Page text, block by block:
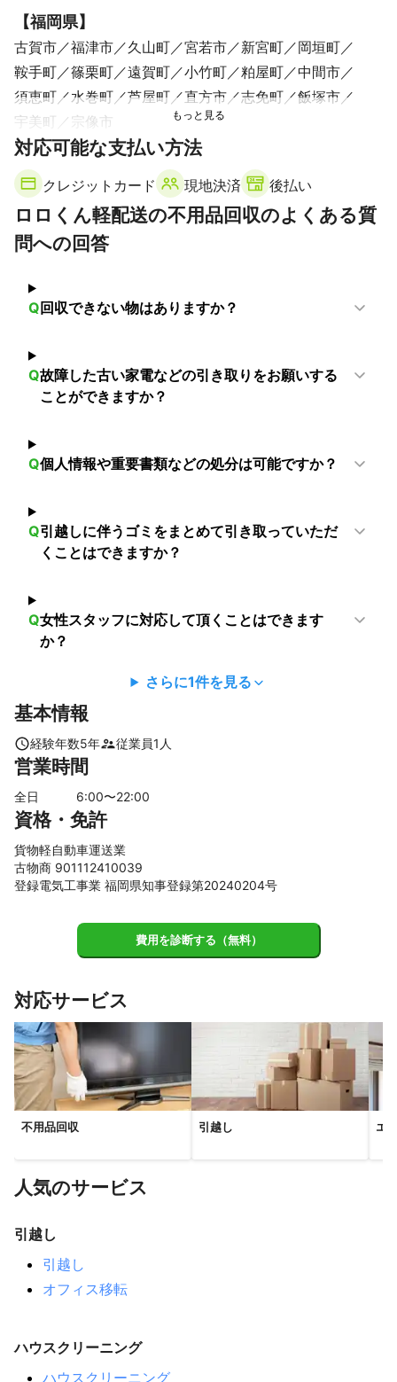
【福岡県】
古賀市 福津市 久山町 宮若市 新宮町
岡垣町
鞍手町
篠栗町 遠賀町 小竹町 粕屋町
中間市
須恵町
水巻町 芦屋町 直方市 志免町
飯塚市
宇美町
宗像市
対応可能な支払い方法
クレジットカード 現地決済 後払い
ロロくん軽配送の不用品回収のよくある質
問への回答
Q回収できない物はありますか？
Q故障した古い家電などの引き取りをお願いする
ことができますか？
Q個人情報や重要書類などの処分は可能ですか？
Q引越しに伴うゴミをまとめて引き取っていただ
くことはできますか？
Q女性スタッフに対応して頂くことはできます
か？
さらに1件を見る
基本情報
経験年数5年 従業員1 人
営業時間
全日 6:00〜22:00
資格・免許
貨物軽自動車運送業
古物商 901112410039
登録電気工事業 福岡県知事登録第20240204号
費用を診断する（無料）
対応サービス
不用品回収 引越し エ
人気のサービス
引越し
引越し
オフィス移転
ハウスクリーニング
ハウスクリーニング